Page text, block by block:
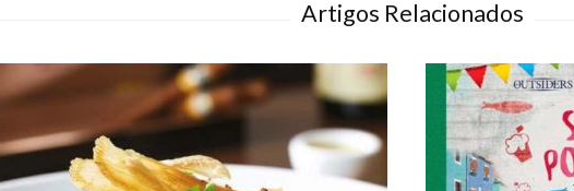
Artigos Relacionados